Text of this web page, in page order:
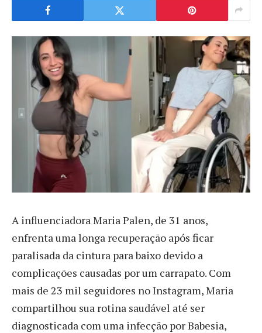
A influenciadora Maria Palen, de 31 anos,
enfrenta uma longa recuperação após ficar
paralisada da cintura para baixo devido a
complicações causadas por um carrapato. Com
mais de 23 mil seguidores no Instagram, Maria
compartilhou sua rotina saudável até ser
diagnosticada com uma infecção por Babesia,